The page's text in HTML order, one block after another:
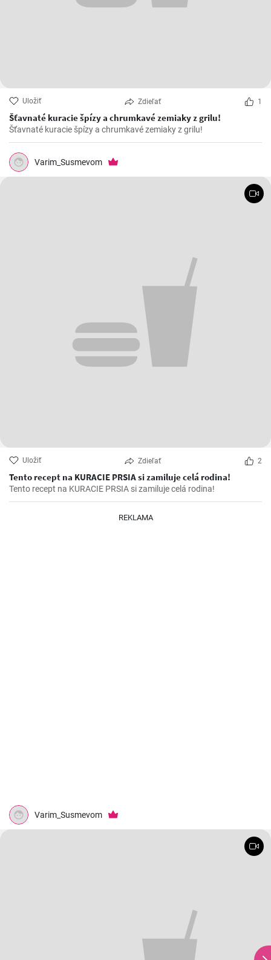
Uložiť Zdieľať 1
Šťavnaté kuracie špízy a chrumkavé zemiaky z grilu!
Šťavnaté kuracie špízy a chrumkavé zemiaky z grilu!
Varim_Susmevom
Uložiť Zdieľať 2
Tento recept na KURACIE PRSIA si zamiluje celá rodina!
Tento recept na KURACIE PRSIA si zamiluje celá rodina!
REKLAMA
Varim_Susmevom